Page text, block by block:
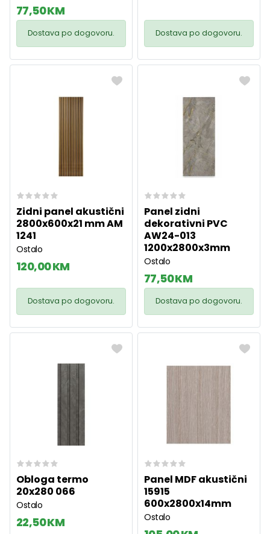
77,50 KM
Dostava po dogovoru. Dostava po dogovoru.
Zidni panel akustični
2800x600x21 mm AM
1241
Ostalo
120,00 KM
Dostava po dogovoru.
Panel zidni
dekorativni PVC
AW24-013
1200x2800x3mm
Ostalo
77,50 KM
Dostava po dogovoru.
Obloga termo
20x280 066
Ostalo
22,50 KM
Panel MDF akustični
15915
600x2800x14mm
Ostalo